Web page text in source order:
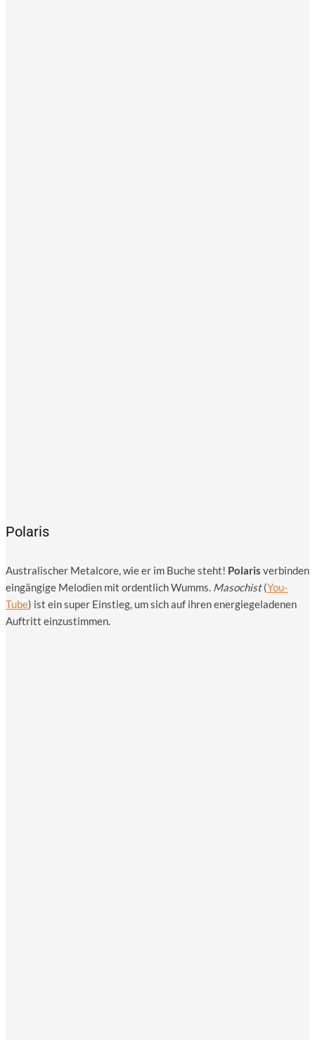
Polaris
Aus­tra­li­scher Metal­co­re, wie er im Buche steht! Pola­ris ver­bin­den
ein­gän­gi­ge Melo­dien mit ordent­lich Wumms. Maso­chist(You­
Tube) ist ein super Ein­stieg, um sich auf ihren ener­gie­ge­la­de­nen
Auf­tritt einzustimmen.